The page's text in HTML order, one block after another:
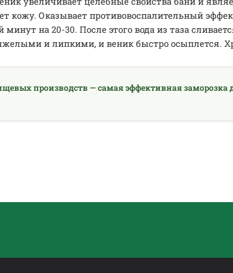
кожу. Оказывает противовоспалительный
на 20-30. После этого вода из таза
и липкими, и веник быстро осыплется.
производств — самая эффективная заморозка